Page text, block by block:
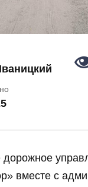
вместе с